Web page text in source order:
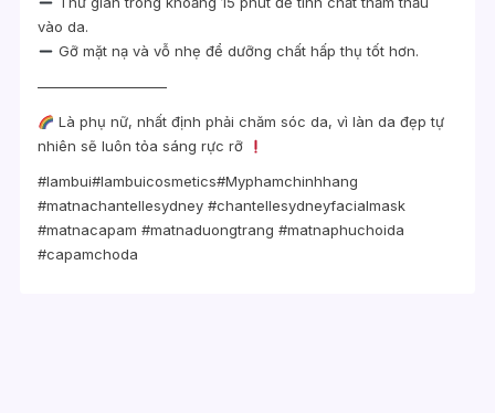
vào da.
Gỡ mặt nạ và vỗ nhẹ để dưỡng chất hấp thụ tốt hơn.
—————————
Là phụ nữ, nhất định phải chăm sóc da, vì làn da đẹp tự
nhiên sẽ luôn tỏa sáng rực rỡ
#lambui#lambuicosmetics#Myphamchinhhang
#matnachantellesydney #chantellesydneyfacialmask
#matnacapam #matnaduongtrang #matnaphuchoida
#capamchoda